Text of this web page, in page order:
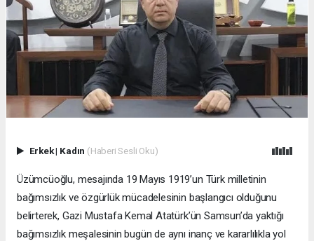
Erkek| Kadın (Haberi Sesli Oku)
Üzümcüoğlu, mesajında 19 Mayıs 1919’un Türk milletinin
bağımsızlık ve özgürlük mücadelesinin başlangıcı olduğunu
belirterek, Gazi Mustafa Kemal Atatürk’ün Samsun’da yaktığı
bağımsızlık meşalesinin bugün de aynı inanç ve kararlılıkla yol